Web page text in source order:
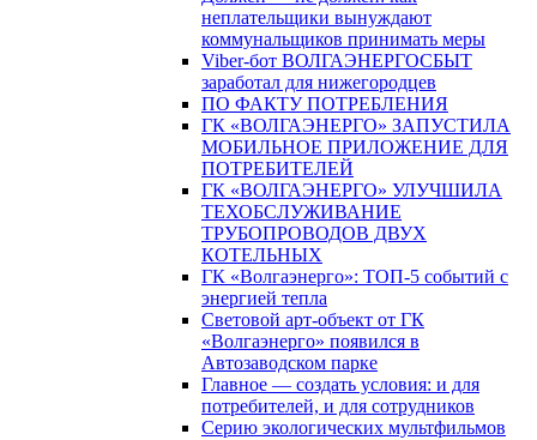
неплательщики вынуждают
коммунальщиков принимать меры
Viber-бот ВОЛГАЭНЕРГОСБЫТ
заработал для нижегородцев
ПО ФАКТУ ПОТРЕБЛЕНИЯ
ГК «ВОЛГАЭНЕРГО» ЗАПУСТИЛА
МОБИЛЬНОЕ ПРИЛОЖЕНИЕ ДЛЯ
ПОТРЕБИТЕЛЕЙ
ГК «ВОЛГАЭНЕРГО» УЛУЧШИЛА
ТЕХОБСЛУЖИВАНИЕ
ТРУБОПРОВОДОВ ДВУХ
КОТЕЛЬНЫХ
ГК «Волгаэнерго»: ТОП-5 событий с
энергией тепла
Световой арт-объект от ГК
«Волгаэнерго» появился в
Автозаводском парке
Главное — создать условия: и для
потребителей, и для сотрудников
Серию экологических мультфильмов